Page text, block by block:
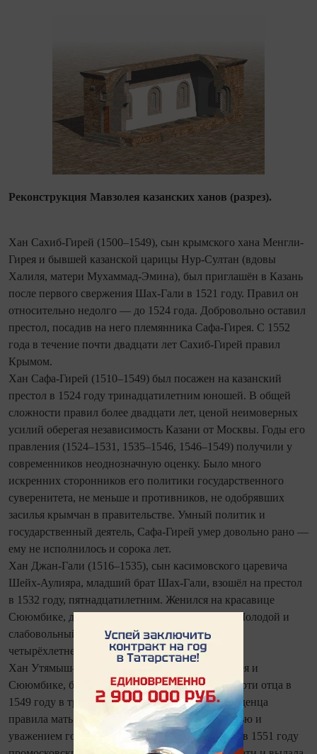
Реконструкция Мавзолея казанских ханов (разрез).
Хан Сахиб-Гирей (1500–1549), сын крымского хана Менгли-
Гирея и бывшей казанской царицы Нур-Султан (вдовы
Халиля, матери Мухаммад-Эмина), был приглашён в Казань
после первого свержения Шах-Гали в 1521 году. Правил он
относительно недолго — до 1524 года. Добровольно оставил
престол, посадив на него племянника Сафа-Гирея. С 1552
года в течение почти двадцати лет Сахиб-Гирей правил
Крымом.
Хан Сафа-Гирей (1510–1549) был посажен на казанский
престол в 1524 году тринадцатилетним юношей. В общей
сложности правил более двадцати лет, ценой неимоверных
усилий оберегая независимость Казани от Москвы. Годы его
правления (1524–1531, 1535–1546, 1546–1549) получили у
современников неоднозначную оценку. Было много
искренних сторонников его политики государственного
суверенитета, не меньше и противников, не одобрявших
засилья крымчан в правительстве. Умный политик и
государственный деятель, Сафа-Гирей умер довольно рано —
ему не исполнилось и сорока лет.
Хан Джан-Гали (1516–1535), сын касимовского царевича
Шейх‑Аулияра, младший брат Шах-Гали, взошёл на престол
в 1532 году, пятнадцатилетним. Женился на красавице
Сююмбике, дочери ногайского мурзы Юсуфа. Молодой и
слабовольный хан был убит в 1535 году после
четырёхлетнего правления.
Хан Утямыш-Гирей (1546–1566), сын Сафа-Гирея и
Сююмбике, был провозглашён ханом после смерти отца в
1549 году в трёхлетнем возрасте. От имени младенца
правила мать, пользовавшаяся всеобщей любовью и
уважением горожан. Утямыш-Гирея низложила в 1551 году